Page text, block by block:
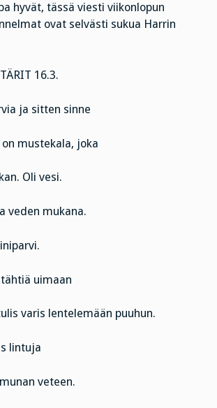
hyvät, tässä viesti viikonlopun
ovat selvästi sukua Harrin
16.3.
ja sitten sinne
mustekala, joka
Oli vesi.
veden mukana.
uimaan
varis lentelemään puuhun.
lintuja
veteen.